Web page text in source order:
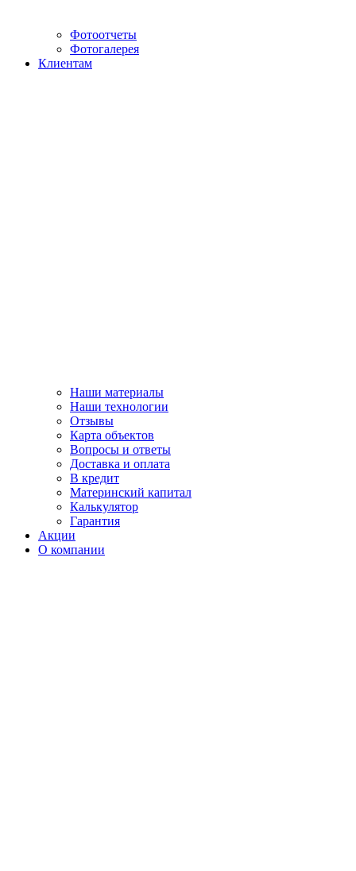
Фотоотчеты
Фотогалерея
Клиентам
Наши материалы
Наши технологии
Отзывы
Карта объектов
Вопросы и ответы
Доставка и оплата
В кредит
Материнский капитал
Калькулятор
Гарантия
Акции
О компании